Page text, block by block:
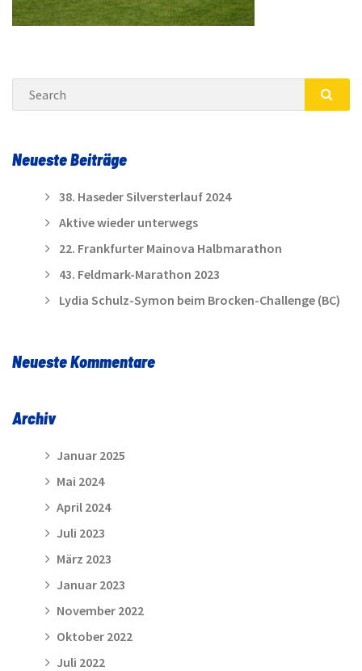
Search
Neueste Beiträge
38. Haseder Silversterlauf 2024
Aktive wieder unterwegs
22. Frankfurter Mainova Halbmarathon
43. Feldmark-Marathon 2023
Lydia Schulz-Symon beim Brocken-Challenge (BC)
Neueste Kommentare
Archiv
Januar 2025
Mai 2024
April 2024
Juli 2023
März 2023
Januar 2023
November 2022
Oktober 2022
Juli 2022